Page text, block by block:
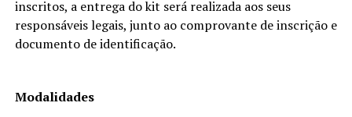
inscritos, a entrega do kit será realizada aos seus
responsáveis legais, junto ao comprovante de inscrição e
documento de identificação.
Modalidades